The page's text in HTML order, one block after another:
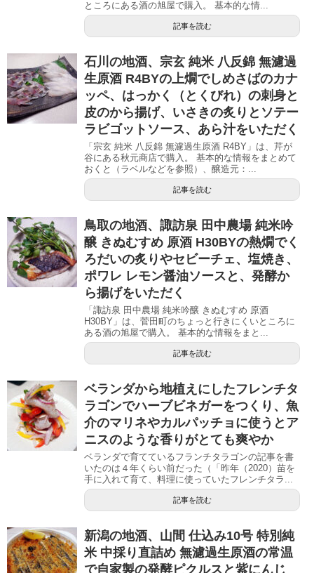
ところにある酒の旭屋で購入。 基本的な情...
記事を読む
石川の地酒、宗玄 純米 八反錦 無濾過
生原酒 R4BYの上燗でしめさばのカナ
ッペ、はっかく（とくびれ）の刺身と
皮のから揚げ、いさきの炙りとソテー
ラビゴットソース、あら汁をいただく
「宗玄 純米 八反錦 無濾過生原酒 R4BY」は、芹が
谷にある秋元商店で購入。 基本的な情報をまとめて
おくと（ラベルなどを参照）、醸造元：...
記事を読む
鳥取の地酒、諏訪泉 田中農場 純米吟
醸 きぬむすめ 原酒 H30BYの熱燗でく
ろだいの炙りやセビーチェ、塩焼き、
ポワレ レモン醤油ソースと、発酵か
ら揚げをいただく
「諏訪泉 田中農場 純米吟醸 きぬむすめ 原酒
H30BY」は、菅田町のちょっと行きにくいところに
ある酒の旭屋で購入。 基本的な情報をまと...
記事を読む
ベランダから地植えにしたフレンチタ
ラゴンでハーブビネガーをつくり、魚
介のマリネやカルパッチョに使うとア
ニスのような香りがとても爽やか
ベランダで育てているフランチタラゴンの記事を書
いたのは４年くらい前だった（「昨年（2020）苗を
手に入れて育て、料理に使っていたフレンチタラ...
記事を読む
新潟の地酒、山間 仕込み10号 特別純
米 中採り直詰め 無濾過生原酒の常温
で自家製の発酵ピクルスと紫にんじ